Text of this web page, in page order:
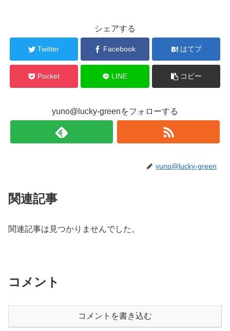
シェアする
Twitter Facebook はてブ
Pocket LINE コピー
yuno@lucky-greenをフォローする
yuno@lucky-green
関連記事
関連記事は見つかりませんでした。
コメント
コメントを書き込む